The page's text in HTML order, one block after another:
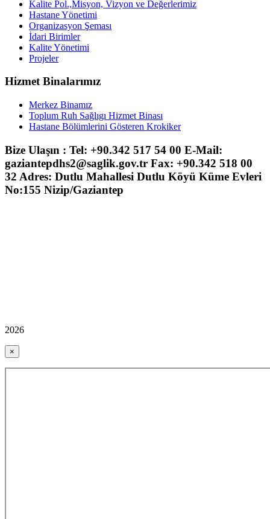
Kalite Pol.,Misyon, Vizyon ve Değerlerimiz
Hastane Yönetimi
Organizasyon Şeması
İdari Birimler
Kalite Yönetimi
Projeler
Hizmet Binalarımız
Merkez Binamız
Toplum Ruh Sağlıgı Hizmet Binası
Hastane Bölümlerini Gösteren Krokiker
Bize Ulaşın : Tel: +90.342 517 54 00 E-Mail:
gaziantepdhs2@saglik.gov.tr Fax: +90.342 518 00
32 Adres: Dutlu Mahallesi Dutlu Köyü Küme Evleri
No:155 Nizip/Gaziantep
2026
×